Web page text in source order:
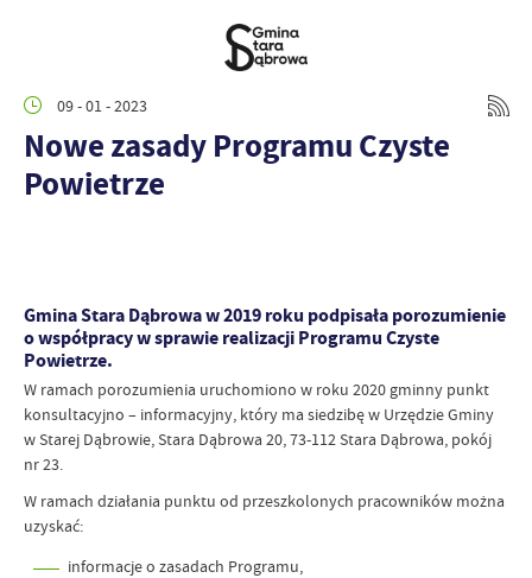
09 - 01 - 2023
Nowe zasady Programu Czyste
Powietrze
Gmina Stara Dąbrowa w 2019 roku podpisała porozumienie
o współpracy w sprawie realizacji Programu Czyste
Powietrze.
W ramach porozumienia uruchomiono w roku 2020 gminny punkt
konsultacyjno – informacyjny, który ma siedzibę w Urzędzie Gminy
w Starej Dąbrowie, Stara Dąbrowa 20, 73-112 Stara Dąbrowa, pokój
nr 23.
W ramach działania punktu od przeszkolonych pracowników można
uzyskać:
informacje o zasadach Programu,